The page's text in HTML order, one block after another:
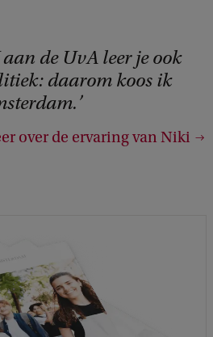
de UvA leer je ook
daarom koos ik
over de ervaring van Niki